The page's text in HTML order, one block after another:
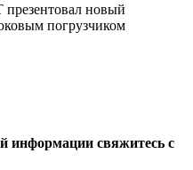
новый
погрузчиком
информации свяжитесь с